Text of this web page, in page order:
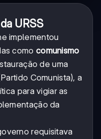
URSS
implementou
como comunismo
de uma
Comunista), a
para vigiar as
da
requisitava